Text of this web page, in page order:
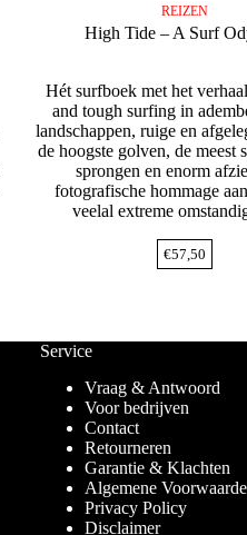
REIZEN
High Tide – A Surf
Hét surfboek met het
and tough surfing in
landschappen, ruige en
de hoogste golven, de meest
sprongen en enorm
fotografische hommage
veelal extreme
€57,50
Service
Vraag & Antwoord
Voor bedrijven
Contact
Retourneren
Garantie & Klachten
Algemene
Privacy Policy
Disclaimer